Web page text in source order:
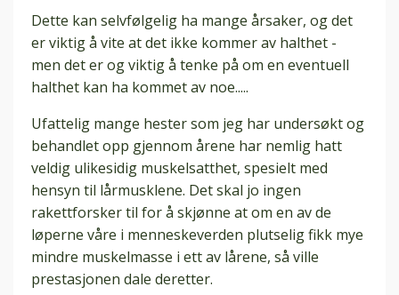
Dette kan selvfølgelig ha mange årsaker, og det
er viktig å vite at det ikke kommer av halthet -
men det er og viktig å tenke på om en eventuell
halthet kan ha kommet av noe.....
Ufattelig mange hester som jeg har undersøkt og
behandlet opp gjennom årene har nemlig hatt
veldig ulikesidig muskelsatthet, spesielt med
hensyn til lårmusklene. Det skal jo ingen
rakettforsker til for å skjønne at om en av de
løperne våre i menneskeverden plutselig fikk mye
mindre muskelmasse i ett av lårene, så ville
prestasjonen dale deretter.